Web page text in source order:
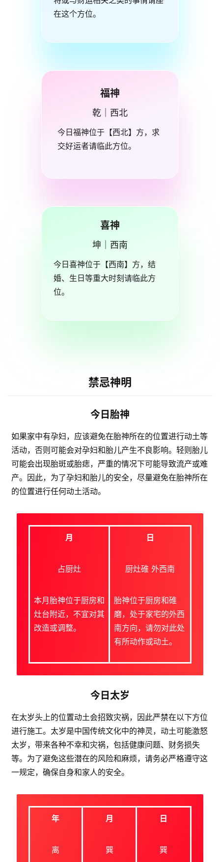
在这个方位。
福神
乾｜西北
今日福神位于【西北】方，求
交好运者请临此方位。
喜神
坤｜西南
今日喜神位于【西南】方，结
婚、生日等重大时刻请临此方
位。
禁忌神明
今日胎神
如果家中有孕妇，应该避免在胎神所在的位置进行动土等
活动，否则可能会对孕妇和胎儿产生不良影响。轻则胎儿
可能会出现胎斑或胎痣，严重的情况下可能导致流产或难
产。因此，为了孕妇和胎儿的安全，尽量避免在胎神所在
的位置进行任何动土活动。
月
占厨灶
本月胎神位于厨房和
灶台附近，不宜对其
改造或调整。
日
厨灶碓 外西南
胎神位于厨房和碓
磨，处于家宅的外西
南方向，请勿对此处
有所动作或动土。
今日太岁
在太岁头上的位置动土会招致灾祸，因此严禁在以下方位
进行施工。太岁是中国传统文化中的神灵，动土可能激怒
太岁，带来各种不幸和灾祸，包括健康问题、财务损失
等。为了避免这些潜在的风险和麻烦，请务必严格遵守这
一规定，确保自身和家人的安全。
年
离
月
巽
日
巽